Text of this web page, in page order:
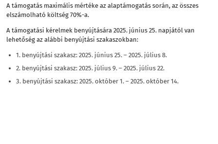
A támogatás maximális mértéke az alaptámogatás során, az összes
elszámolható költség 70%-a.
A támogatási kérelmek benyújtására 2025. június 25. napjától van
lehetőség az alábbi benyújtási szakaszokban:
1. benyújtási szakasz: 2025. június 25. – 2025. július 8.
2. benyújtási szakasz: 2025. július 9. – 2025. július 22.
3. benyújtási szakasz: 2025. október 1. – 2025. október 14.